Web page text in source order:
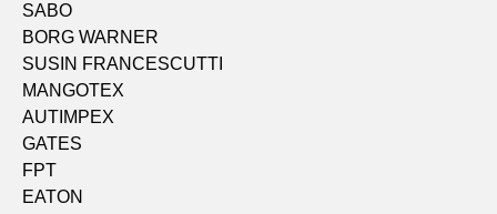
SABO
BORG WARNER
SUSIN FRANCESCUTTI
MANGOTEX
AUTIMPEX
GATES
FPT
EATON